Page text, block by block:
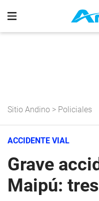
Sitio Andino > Policiales
ACCIDENTE VIAL
Grave
Maipú: